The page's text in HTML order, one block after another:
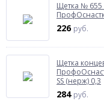
Щетка № 655
226 руб.
Щетка
SS (нерж) 0,3
284 руб.